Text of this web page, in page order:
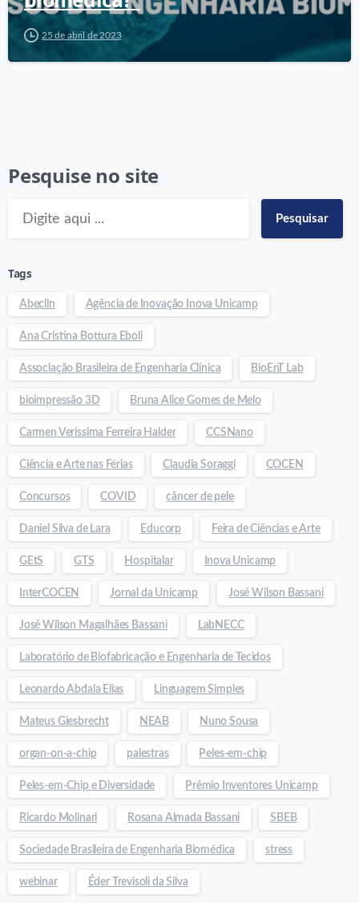
25 de abril de 2023
Pesquise no site
Pesquisar
Tags
Abeclin Agência de Inovação Inova Unicamp
Ana Cristina Bottura Eboli
Associação Brasileira de Engenharia Clínica BioEnT Lab
bioimpressão 3D Bruna Alice Gomes de Melo
Carmen Veríssima Ferreira Halder CCSNano
Ciência e Arte nas Férias Claudia Soraggi COCEN
Concursos COVID câncer de pele
Daniel Silva de Lara Educorp Feira de Ciências e Arte
GEtS GTS Hospitalar Inova Unicamp
InterCOCEN Jornal da Unicamp José Wilson Bassani
José Wilson Magalhães Bassani LabNECC
Laboratório de Biofabricação e Engenharia de Tecidos
Leonardo Abdala Elias Linguagem Simples
Mateus Giesbrecht NEAB Nuno Sousa
organ-on-a-chip palestras Peles-em-chip
Peles-em-Chip e Diversidade Prêmio Inventores Unicamp
Ricardo Molinari Rosana Almada Bassani SBEB
Sociedade Brasileira de Engenharia Biomédica stress
webinar Éder Trevisoli da Silva